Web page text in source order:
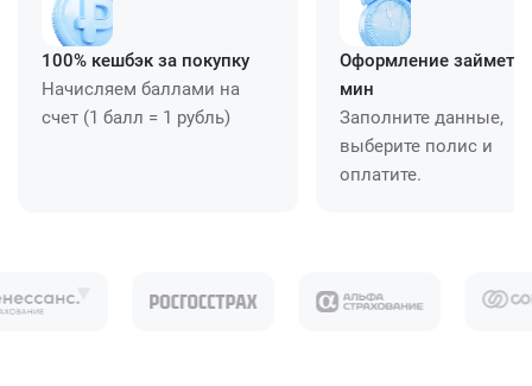
100% кешбэк за покупку
Начисляем баллами на
счет (1 балл = 1 рубль)
Оформление займет
мин
Заполните данные,
выберите полис и
оплатите.